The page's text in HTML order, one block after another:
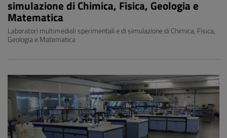
simulazione di Chimica, Fisica, Geologia e
Matematica
Laboratori multimediali sperimentali e di simulazione di Chimica, Fisica,
Geologia e Matematica